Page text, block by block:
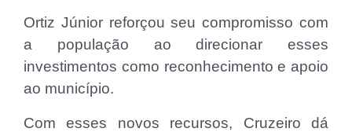
Ortiz Júnior reforçou seu compromisso com
a população ao direcionar esses
investimentos como reconhecimento e apoio
ao município.
Com esses novos recursos, Cruzeiro dá